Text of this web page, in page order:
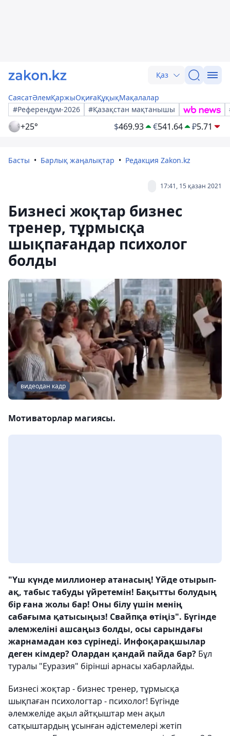
Қаз
СаясатӘлемҚаржыОқиғаҚұқықМақалалар
#Референдум-2026
#Қазақстан мақтанышы
+25° $469.93 €541.64 ₽5.71
Басты Барлық жаңалықтар Редакция Zakon.kz
17:41, 15 қазан 2021
Бизнесі жоқтар бизнес
тренер, тұрмысқа
шықпағандар психолог
болды
видеодан кадр
Мотиваторлар магиясы.
"Үш күнде миллионер атанасың! Үйде отырып-
ақ, табыс табуды үйретемін! Бақытты болудың
бір ғана жолы бар! Оны білу үшін менің
сабағыма қатысыңыз! Свайпқа өтіңіз". Бүгінде
әлемжеліні ашсаңыз болды, осы сарындағы
жарнамадан көз сүрінеді. Инфоқарақшылар
деген кімдер? Олардан қандай пайда бар? Бұл
туралы "Еуразия" бірінші арнасы хабарлайды.
Бизнесі жоқтар - бизнес тренер, тұрмысқа
шықпаған психологтар - психолог! Бүгінде
әлемжеліде ақыл айтқыштар мен ақыл
сатқыштардың ұсынған әдістемелері жетіп